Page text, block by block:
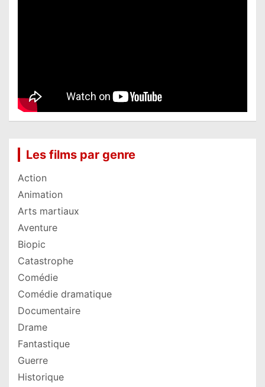
Les films par genre
Action
Animation
Arts martiaux
Aventure
Biopic
Catastrophe
Comédie
Comédie dramatique
Documentaire
Drame
Fantastique
Guerre
Historique